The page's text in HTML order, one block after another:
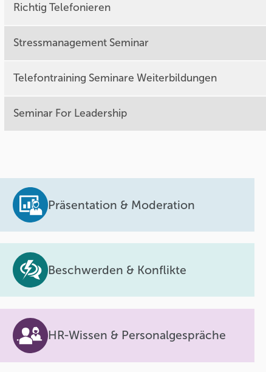
Richtig Telefonieren
Stressmanagement Seminar
Telefontraining Seminare Weiterbildungen
Seminar For Leadership
Präsentation & Moderation
Beschwerden & Konflikte
HR-Wissen & Personalgespräche